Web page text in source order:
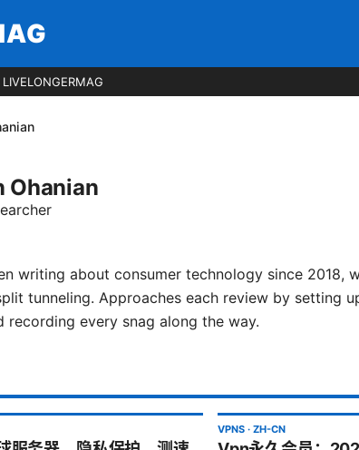
Ohanian
writing about consumer technology since 2018,
tunneling. Approaches each review by setting
recording every snag along the way.
VPNS · ZH-CN